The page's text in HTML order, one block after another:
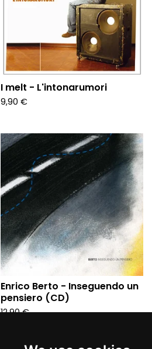
I melt - L'intonarumori
9,90 €
Enrico Berto - Inseguendo un
pensiero (CD)
12,90€